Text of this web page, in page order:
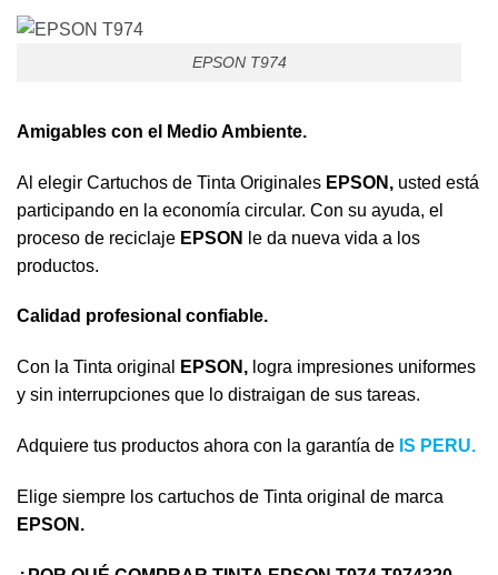
EPSON T974
Amigables con el Medio Ambiente.
Al elegir Cartuchos de Tinta Originales EPSON, usted está
participando en la economía circular. Con su ayuda, el
proceso de reciclaje EPSON
le da nueva vida a los
productos.
Calidad profesional confiable.
Con la Tinta original EPSON, logra impresiones uniformes
y sin interrupciones que lo distraigan de sus tareas.
Adquiere tus productos ahora con la garantía de IS PERU.
Elige siempre los cartuchos de Tinta original de marca
EPSON.